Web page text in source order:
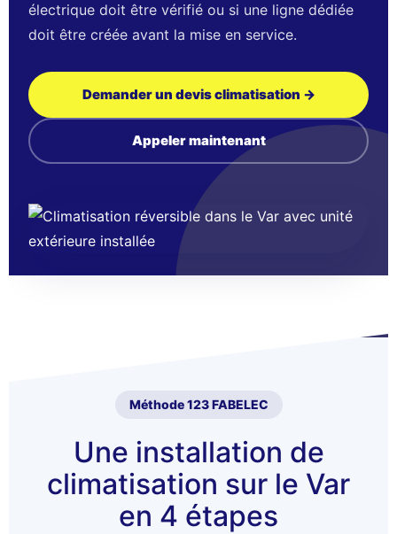
électrique doit être vérifié ou si une ligne dédiée
doit être créée avant la mise en service.
Demander un devis climatisation →
Appeler maintenant
Méthode 123 FABELEC
Une installation de
climatisation sur le Var
en 4 étapes